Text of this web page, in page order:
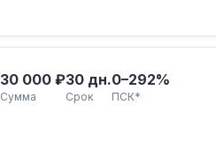
30 000 ₽
Сумма
30 дн.
Срок
0–292%
ПСК*